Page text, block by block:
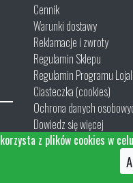
Cennik
Warunki dostawy
Reklamacje i zwroty
Regulamin Sklepu
Regulamin Programu
Ciasteczka (cookies)
Ochrona danych
Dowiedz się więcej
Kontakt
z plików cookies w